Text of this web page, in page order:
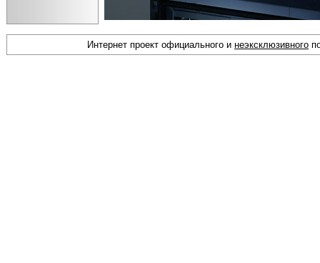
Интернет проект официального и неэксклюзивного